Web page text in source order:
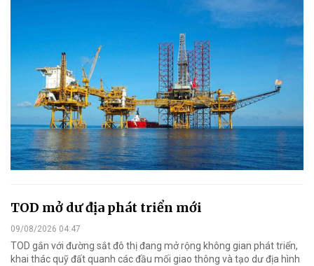
TOD mở dư địa phát triển mới
09/08/2026 04:47
TOD gắn với đường sắt đô thị đang mở rộng không gian phát triển,
khai thác quỹ đất quanh các đầu mối giao thông và tạo dư địa hình